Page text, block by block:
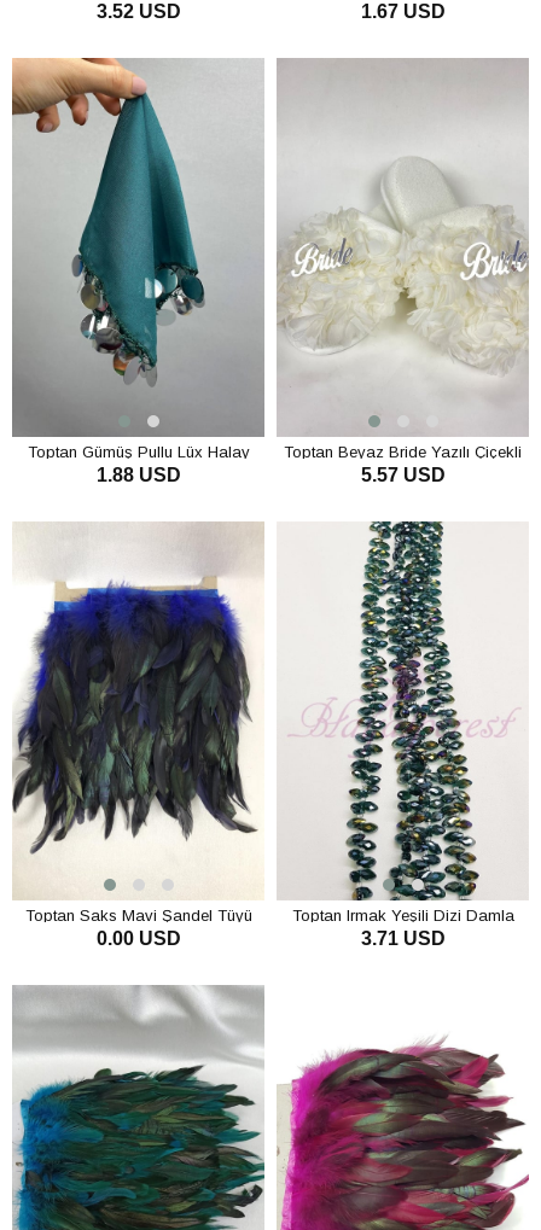
3.52 USD 1.67 USD
Toptan Gümüş Pullu Lüx Halay
Mendili 1 Adet Yeşil
1.88 USD
Toptan Beyaz Bride Yazılı Çiçekli
Süslü Gelin Terliği
5.57 USD
Toptan Saks Mavi Şandel Tüyü
0.00 USD
Toptan Irmak Yeşili Dizi Damla
Kristal
3.71 USD